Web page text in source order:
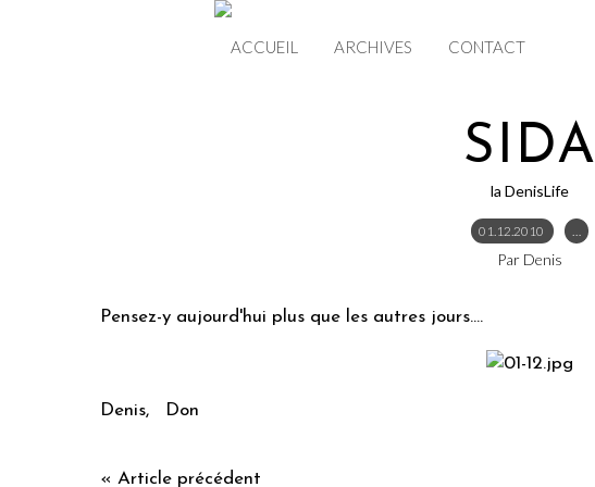
ACCUEIL ARCHIVES CONTACT
SIDA
la DenisLife
01.12.2010 …
Par Denis
Pensez-y aujourd'hui plus que les autres jours....
Denis, Don
« Article précédent